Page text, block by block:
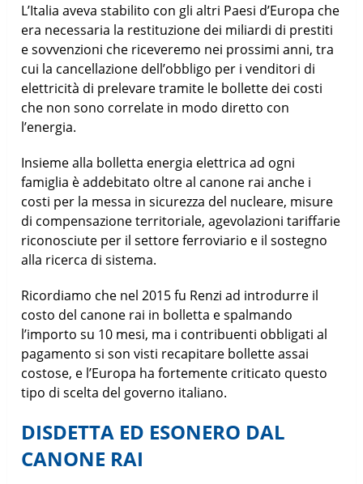
L’Italia aveva stabilito con gli altri Paesi d’Europa che
era necessaria la restituzione dei miliardi di prestiti
e sovvenzioni che riceveremo nei prossimi anni, tra
cui la cancellazione dell’obbligo per i venditori di
elettricità di prelevare tramite le bollette dei costi
che non sono correlate in modo diretto con
l’energia.
Insieme alla bolletta energia elettrica ad ogni
famiglia è addebitato oltre al canone rai anche i
costi per la messa in sicurezza del nucleare, misure
di compensazione territoriale, agevolazioni tariffarie
riconosciute per il settore ferroviario e il sostegno
alla ricerca di sistema.
Ricordiamo che nel 2015 fu Renzi ad introdurre il
costo del canone rai in bolletta e spalmando
l’importo su 10 mesi, ma i contribuenti obbligati al
pagamento si son visti recapitare bollette assai
costose, e l’Europa ha fortemente criticato questo
tipo di scelta del governo italiano.
DISDETTA ED ESONERO DAL
CANONE RAI